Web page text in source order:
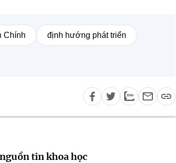
Chính định hướng phát triển
tin khoa học